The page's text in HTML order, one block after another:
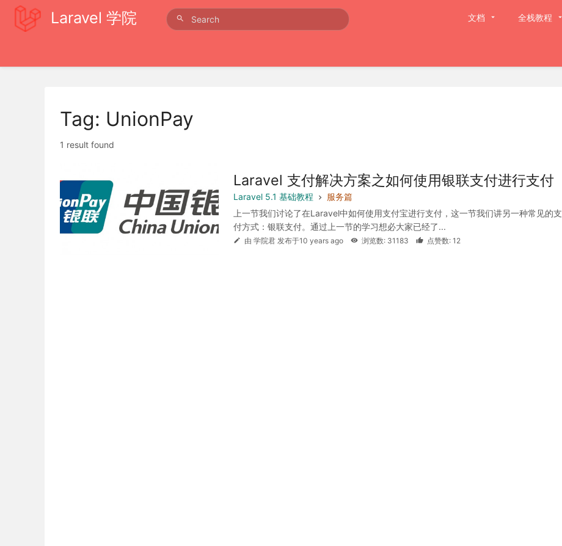
Laravel 学院 文档 全栈教程
Tag: UnionPay
1 result found
Laravel 支付解决方案之如何使用银联支付进行支付
Laravel 5.1 基础教程
服务篇
上一节我们讨论了在Laravel中如何使用支付宝进行支付，这一节我们讲另一种常见的支
付方式：银联支付。通过上一节的学习想必大家已经了...
由 学院君 发布于10 years ago 浏览数: 31183 点赞数: 12